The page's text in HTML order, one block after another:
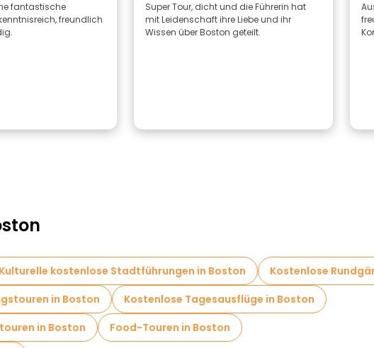
fantastische
Super Tour, dicht und die Führerin hat
mit Leidenschaft ihre Liebe und ihr
Wissen über Boston geteilt.
Kulturelle kostenlose Stadtführungen in Boston
Kostenlose
in Boston
Kostenlose Tagesausflüge in Boston
in Boston
Food-Touren in Boston